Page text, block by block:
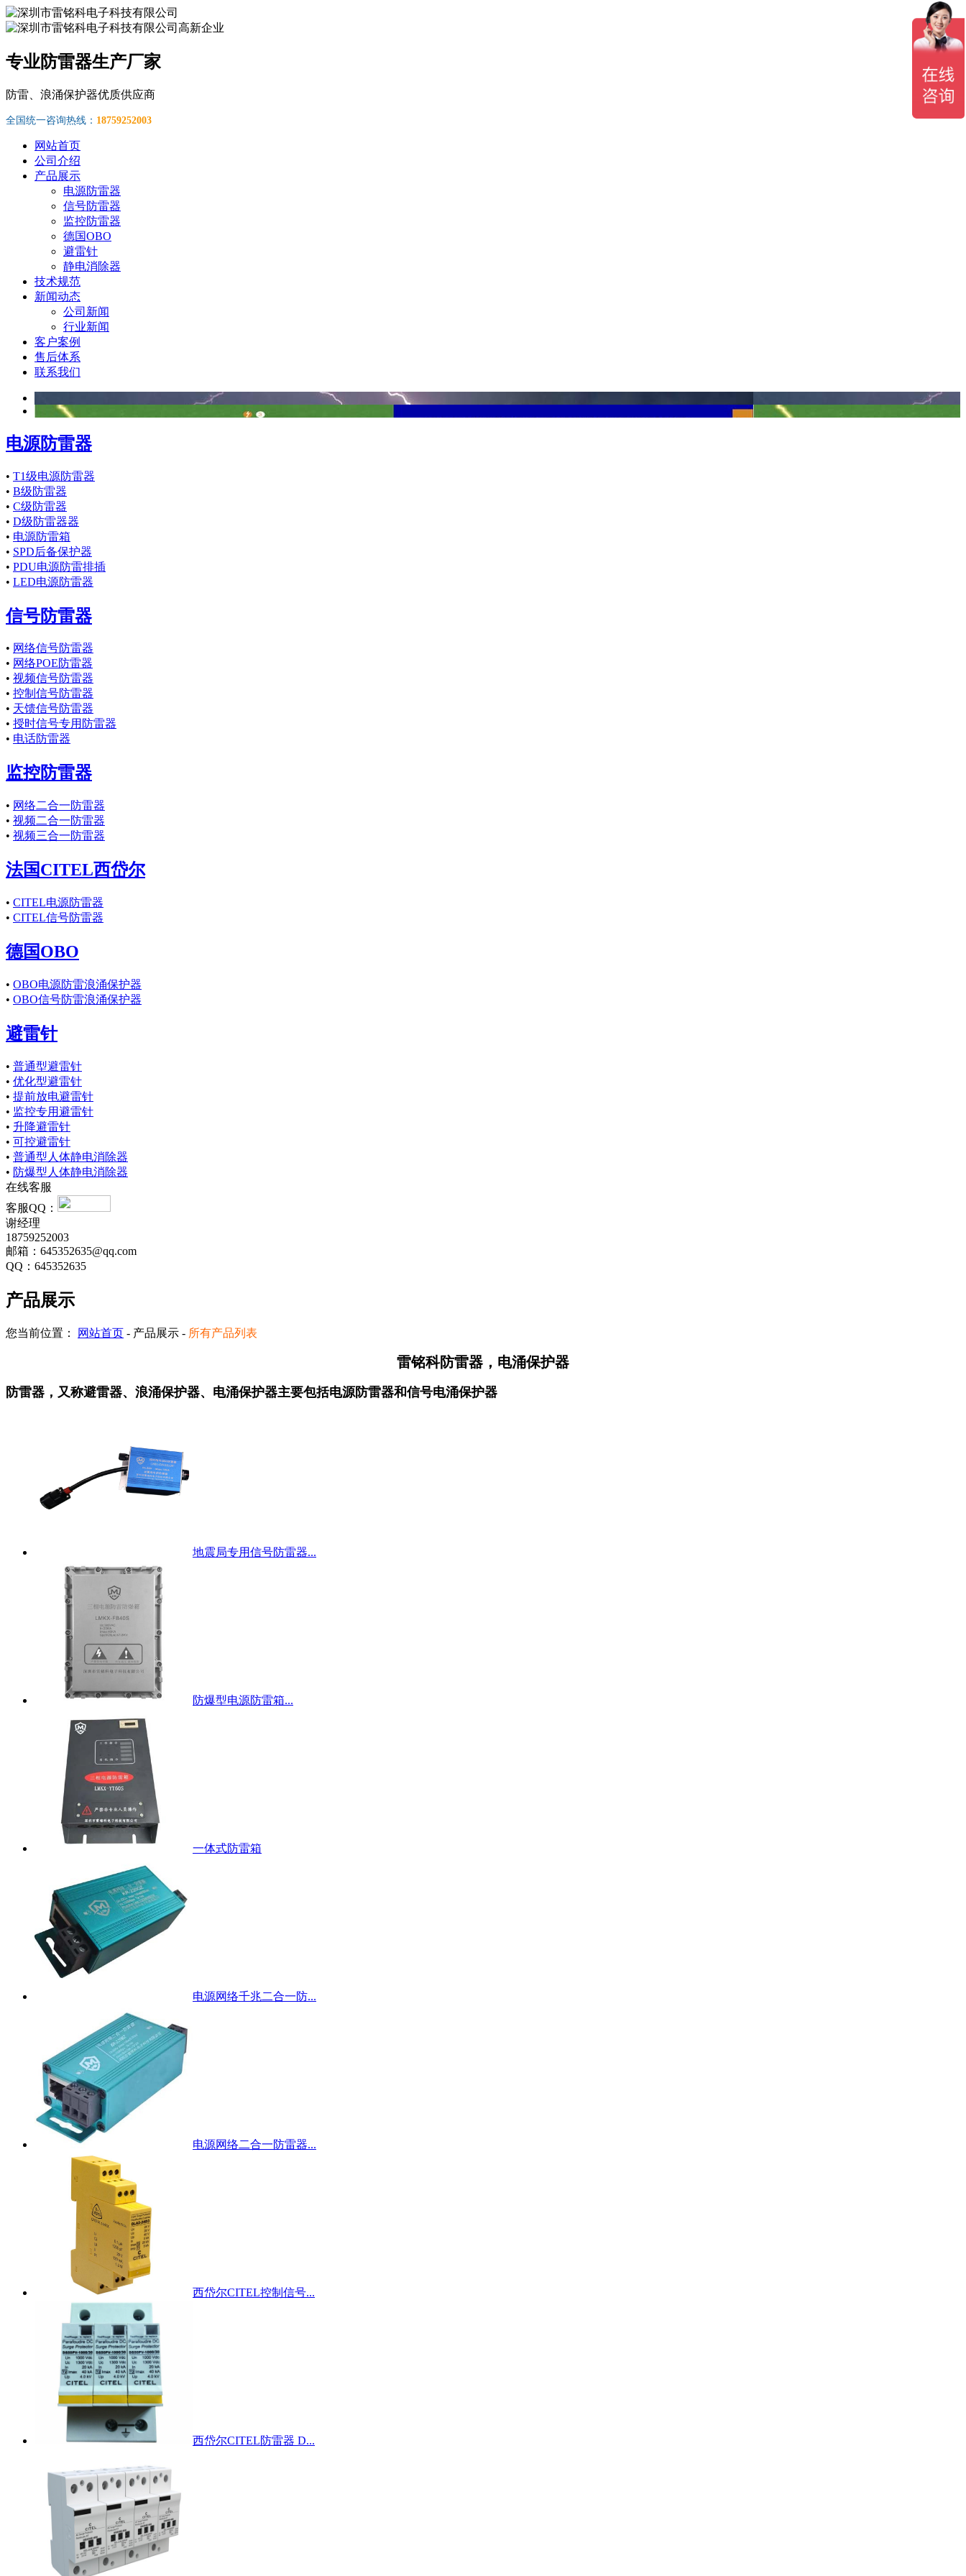
专业防雷器生产厂家
防雷、浪涌保护器优质供应商
全国统一咨询热线： 18759252003
网站首页
公司介绍
产品展示
电源防雷器
信号防雷器
监控防雷器
德国OBO
避雷针
静电消除器
技术规范
新闻动态
公司新闻
行业新闻
客户案例
售后体系
联系我们
电源防雷器
• T1级电源防雷器
• B级防雷器
• C级防雷器
• D级防雷器器
• 电源防雷箱
• SPD后备保护器
• PDU电源防雷排插
• LED电源防雷器
信号防雷器
• 网络信号防雷器
• 网络POE防雷器
• 视频信号防雷器
• 控制信号防雷器
• 天馈信号防雷器
• 授时信号专用防雷器
• 电话防雷器
监控防雷器
• 网络二合一防雷器
• 视频二合一防雷器
• 视频三合一防雷器
法国CITEL西岱尔
• CITEL电源防雷器
• CITEL信号防雷器
德国OBO
• OBO电源防雷浪涌保护器
• OBO信号防雷浪涌保护器
避雷针
• 普通型避雷针
• 优化型避雷针
• 提前放电避雷针
• 监控专用避雷针
• 升降避雷针
• 可控避雷针
• 普通型人体静电消除器
• 防爆型人体静电消除器
在线客服
客服QQ：
谢经理
18759252003
邮箱：645352635@qq.com
QQ：645352635
产品展示
您当前位置： 网站首页 - 产品展示 - 所有产品列表
雷铭科防雷器，电涌保护器
防雷器，又称避雷器、浪涌保护器、电涌保护器主要包括电源防雷器和信号电涌保护器
地震局专用信号防雷器...
防爆型电源防雷箱...
一体式防雷箱
电源网络千兆二合一防...
电源网络二合一防雷器...
西岱尔CITEL控制信号...
西岱尔CITEL防雷器 D...